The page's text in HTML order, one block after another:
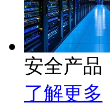
安全产品
了解更多